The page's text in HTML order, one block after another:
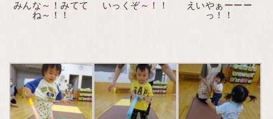
みんな～！みてて
ね～！！
いっくぞ～！！
えいやぁーーー
っ！！